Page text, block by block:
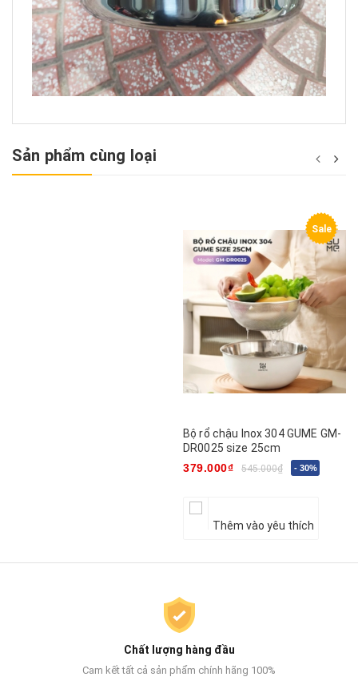
Sản phẩm cùng loại
Sale
Bộ rổ chậu Inox 304 GUME GM-
DR0025 size 25cm
379.000₫
545.000₫ - 30%
Thêm vào yêu thích
Chất lượng hàng đầu
Cam kết tất cả sản phẩm chính hãng 100%